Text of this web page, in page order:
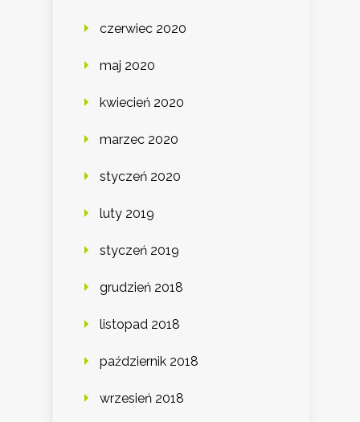
czerwiec 2020
maj 2020
kwiecień 2020
marzec 2020
styczeń 2020
luty 2019
styczeń 2019
grudzień 2018
listopad 2018
październik 2018
wrzesień 2018